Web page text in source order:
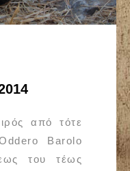
από τότε
Barolo
του τέως